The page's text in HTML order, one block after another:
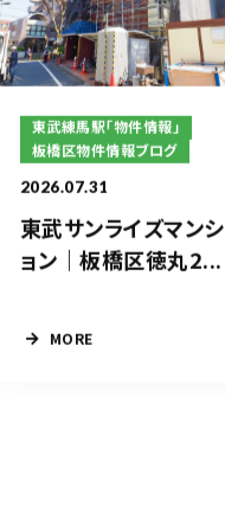
東武練馬駅「物件情報」
板橋区物件情報ブログ
2026.07.31
東武サンライズマンシ
ョン｜板橋区徳丸2...
MORE